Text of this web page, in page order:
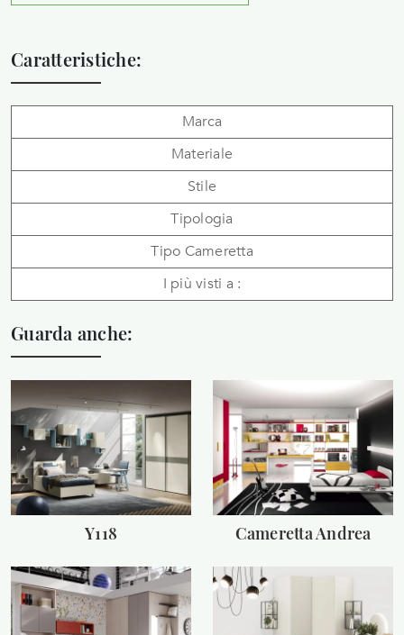
Caratteristiche:
Marca
Materiale
Stile
Tipologia
Tipo Cameretta
I più visti a :
Guarda anche:
Y118 Cameretta Andrea